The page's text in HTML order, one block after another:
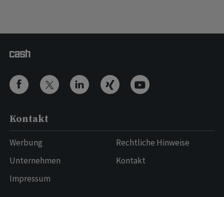
Kontakt
Werbung
Unternehmen
Impressum
Rechtliche Hinweise
Kontakt